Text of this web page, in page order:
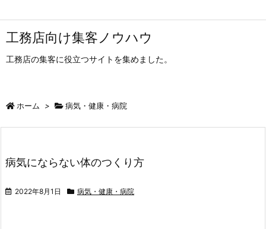
工務店向け集客ノウハウ
工務店の集客に役立つサイトを集めました。
ホーム > 病気・健康・病院
病気にならない体のつくり方
2022年8月1日 病気・健康・病院